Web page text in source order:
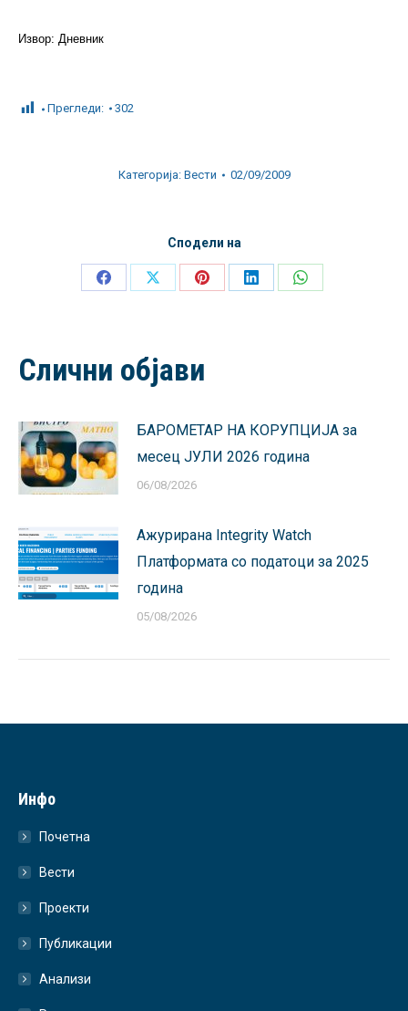
Извор: Дневник
Прегледи: 302
Категорија: Вести 02/09/2009
Сподели на
Share
Share
Share
Share
Share
Слични објави
БАРОМЕТАР НА КОРУПЦИЈА за
месец ЈУЛИ 2026 година
06/08/2026
Ажурирана Integrity Watch
Платформата со податоци за 2025
година
05/08/2026
Инфо
Почетна
Вести
Проекти
Публикации
Анализи